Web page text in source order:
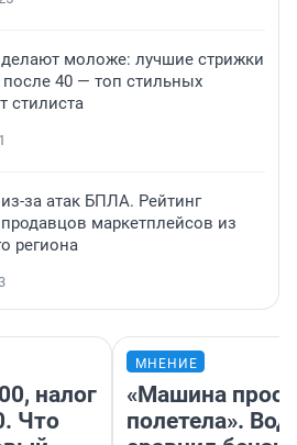
моложе: лучшие стрижки
40 — топ стильных
стилиста
1
за атак БПЛА. Рейтинг
маркетплейсов из
региона
налог
Что
МНЕНИЕ
«Машина
полетела».